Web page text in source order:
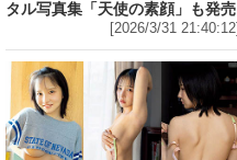
タル写真集「天使の素顔」も発売
[2026/3/31 21:40:12]